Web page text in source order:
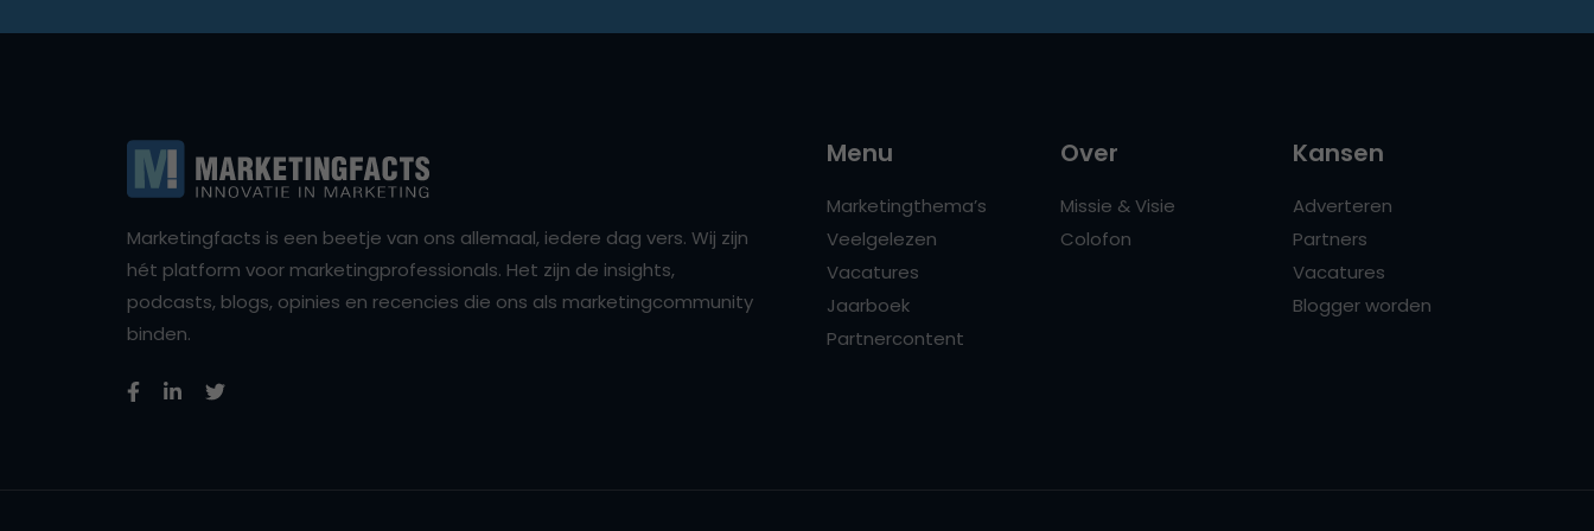
Marketingfacts is een beetje van ons allemaal, iedere dag vers. Wij zijn
hét platform voor marketingprofessionals. Het zijn de insights,
podcasts, blogs, opinies en recencies die ons als marketingcommunity
binden.
Menu
Marketingthema’s
Veelgelezen
Vacatures
Jaarboek
Partnercontent
Over
Missie & Visie
Colofon
Kansen
Adverteren
Partners
Vacatures
Blogger worden